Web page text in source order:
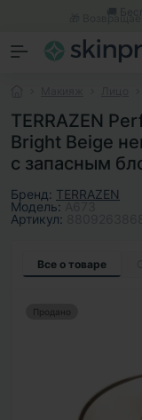
🎁
TERRAZEN
Bright Beige
с запасным
Бренд: TERRAZEN
Модель:
Артикул:
Все о товаре
Продано